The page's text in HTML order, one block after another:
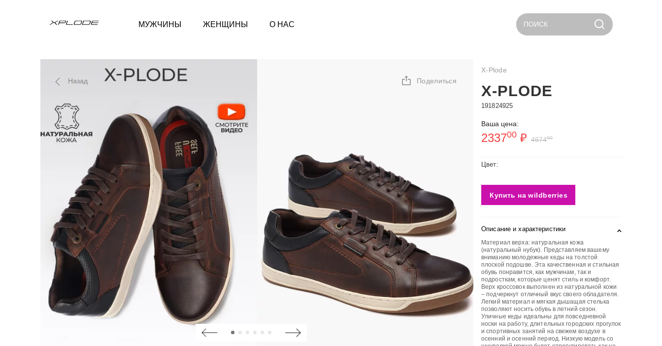
МУЖЧИНЫ ЖЕНЩИНЫ О НАС ПОИСК
Назад Поделиться
X-Plode
X-PLODE
191824925
Ваша цена:
233700 ₽ 467400
Цвет:
Купить на wildberries
Описание и характеристики
Материал верха: натуральная кожа
(натуральный нубук). Представляем вашему
вниманию молодежные кеды на толстой
плоской подошве. Эта качественная и стильная
обувь понравится, как мужчинам, так и
подросткам, которые ценят стиль и комфорт.
Верх кроссовок выполнен из натуральной кожи
– подчеркнут отличный вкус своего обладателя.
Легкий материал и мягкая дышащая стелька
позволяют носить обувь в летний сезон.
Уличные кеды идеальны для повседневной
носки на работу, длительных городских прогулок
и спортивных занятий на свежем воздухе в
осенний и осенний период. Низкую модель со